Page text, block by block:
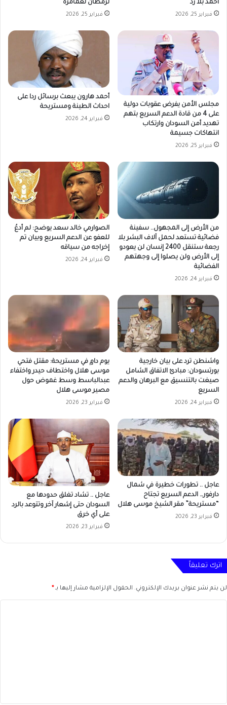
أحمد بلا رد
فبراير 25, 2026
لرمطان لعمامرة
فبراير 25, 2026
مجلس الأمن يفرض عقوبات دولية
على 4 من قادة الدعم السريع بتهم
تهديد أمن السودان وارتكاب
انتهاكات جسيمة
فبراير 25, 2026
أحمد هارون يبعث برسائل ردا على
احداث الطينة ومستريحة
فبراير 24, 2026
من الأرض إلى المجهول.. سفينة
فضائية تستعد لحمل آلاف البشر بلا
رجعة ستنقل 2400 إنسان لن يعودو
إلى الأرض ولن يصلوا إلى وجهتهم
الفضائية
فبراير 24, 2026
الصوارمي خالد سعد يوضح: لم أدعُ
للعفو عن الدعم السريع وبيان تم
إخراجه من سياقه
فبراير 24, 2026
واشنطن ترد على بيان خارجية
بورتسودان: مبادئ الاتفاق الشامل
صيغت بالتنسيق مع البرهان والدعم
السريع
فبراير 24, 2026
يوم دامٍ في مستريحة: مقتل فتحي
موسى هلال واختطاف حيدر واختفاء
عبدالباسط وسط غموض حول
مصير موسى هلال
فبراير 23, 2026
عاجل .. تطورات خطيرة في شمال
دارفور… الدعم السريع تجتاح
“مستريحة” مقر الشيخ موسى هلال
فبراير 23, 2026
عاجل .. تشاد تغلق حدودها مع
السودان حتى إشعار آخر وتتوعد بالرد
على أي خرق
فبراير 23, 2026
اترك تعليقاً
لن يتم نشر عنوان بريدك الإلكتروني. الحقول الإلزامية مشار إليها بـ *